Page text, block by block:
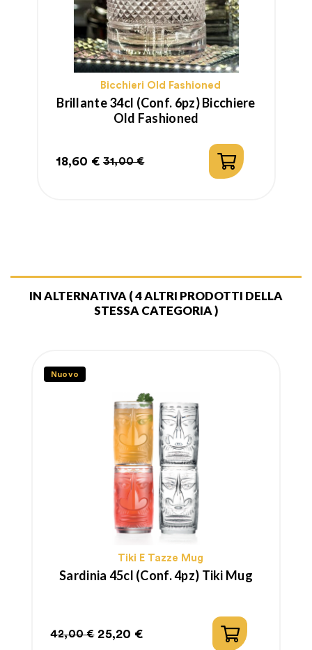
Bicchieri Old Fashioned
Brillante 34cl (conf. 6pz) Bicchiere
Old Fashioned
Prezzo
18,60 €
Prezzo
31,00 €
IN ALTERNATIVA ( 4 ALTRI PRODOTTI DELLA
STESSA CATEGORIA )
Nuovo
Tiki E Tazze Mug
Sardinia 45cl (conf. 4pz) Tiki Mug
Prezzo
42,00 €
Prezzo
25,20 €